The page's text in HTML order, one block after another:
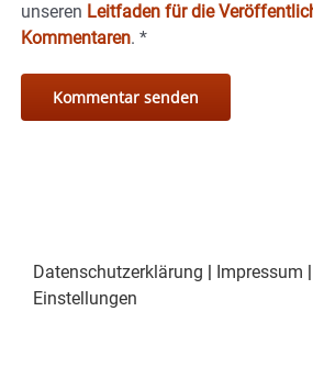
unseren Leitfaden für die
Kommentaren. *
Datenschutzerklärung Impressum
Einstellungen